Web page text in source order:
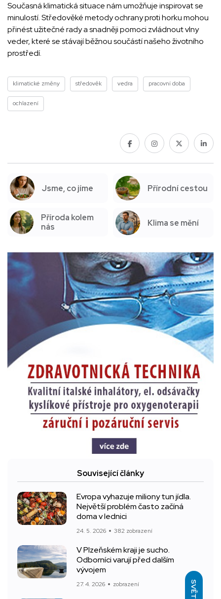
SVĚTLÝ
Současná klimatická situace nám umožňuje inspirovat se
minulostí. Středověké metody ochrany proti horku mohou
přinést užitečné rady a snadněji pomoci zvládnout vlny
veder, které se stávají běžnou součástí našeho životního
prostředí.
klimatické změny středověk vedra pracovní doba
ochlazení
Jsme, co jíme Přírodní cestou
Příroda kolem
nás
Klima se mění
Související články
Evropa vyhazuje miliony tun jídla.
Největší problém často začíná
doma v lednici
24. 5. 2026 382 zobrazení
V Plzeňském kraji je sucho.
Odborníci varují před dalším
vývojem
27. 4. 2026 zobrazení